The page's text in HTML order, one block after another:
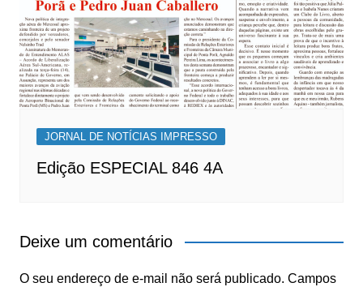
JORNAL DE NOTÍCIAS IMPRESSO
Edição ESPECIAL 846 4A
Deixe um comentário
O seu endereço de e-mail não será publicado. Campos